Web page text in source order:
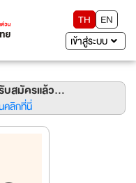
TH
EN
เข้าสู่ระบบ
บสมัครแล้ว...
คลิกที่นี่